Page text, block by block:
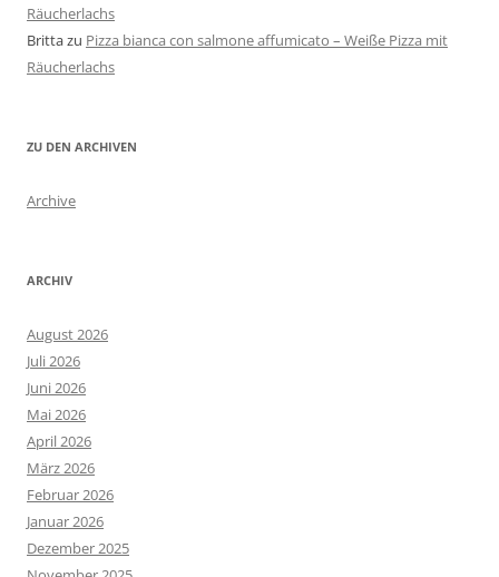
Räucherlachs
Brittazu Pizza bianca con salmone affumicato – Weiße Pizza mit
Räucherlachs
ZU DEN ARCHIVEN
Archive
ARCHIV
August 2026
Juli 2026
Juni 2026
Mai 2026
April 2026
März 2026
Februar 2026
Januar 2026
Dezember 2025